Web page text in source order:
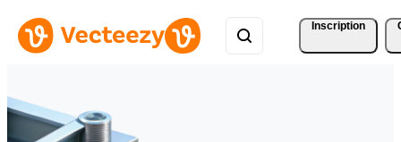
Inscription